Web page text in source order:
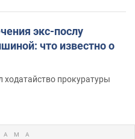
экс-послу
что известно о
ходатайство прокуратуры